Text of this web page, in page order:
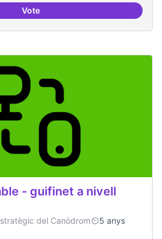
VoteErasmus Canòdrom
- guifinet a nivell
del Canòdrom
5 anys